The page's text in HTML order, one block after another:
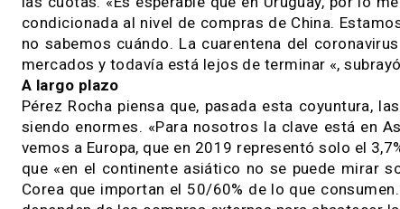
hacienda para la industria», planteó.
Por lo pronto, Uruguay está redireccionando
disponible para todos los países. Después,
algunos negocios en Israel y en Europa que
todas esas opciones son limitadas, implican
¿El precio de la hacienda? «El novillo había
que bajó desde niveles récord, pero en
crisis, los precios de la recría continúan
ganaderos», reveló.